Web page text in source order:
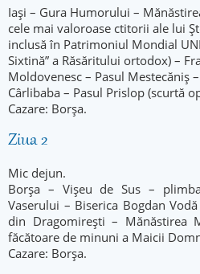
Iași – Gura Humorului –
cele mai valoroase ctitorii ale lui
inclusă în Patrimoniul Mondial
Sixtină” a Răsăritului ortodox) –
Moldovenesc – Pasul Mestecăniș
Cârlibaba – Pasul Prislop (scurtă
Cazare: Borșa.
Ziua 2
Mic dejun.
Borșa – Vișeu de Sus –
Vaserului – Biserica Bogdan
din Dragomirești – Mănăstirea
făcătoare de minuni a Maicii
Cazare: Borșa.